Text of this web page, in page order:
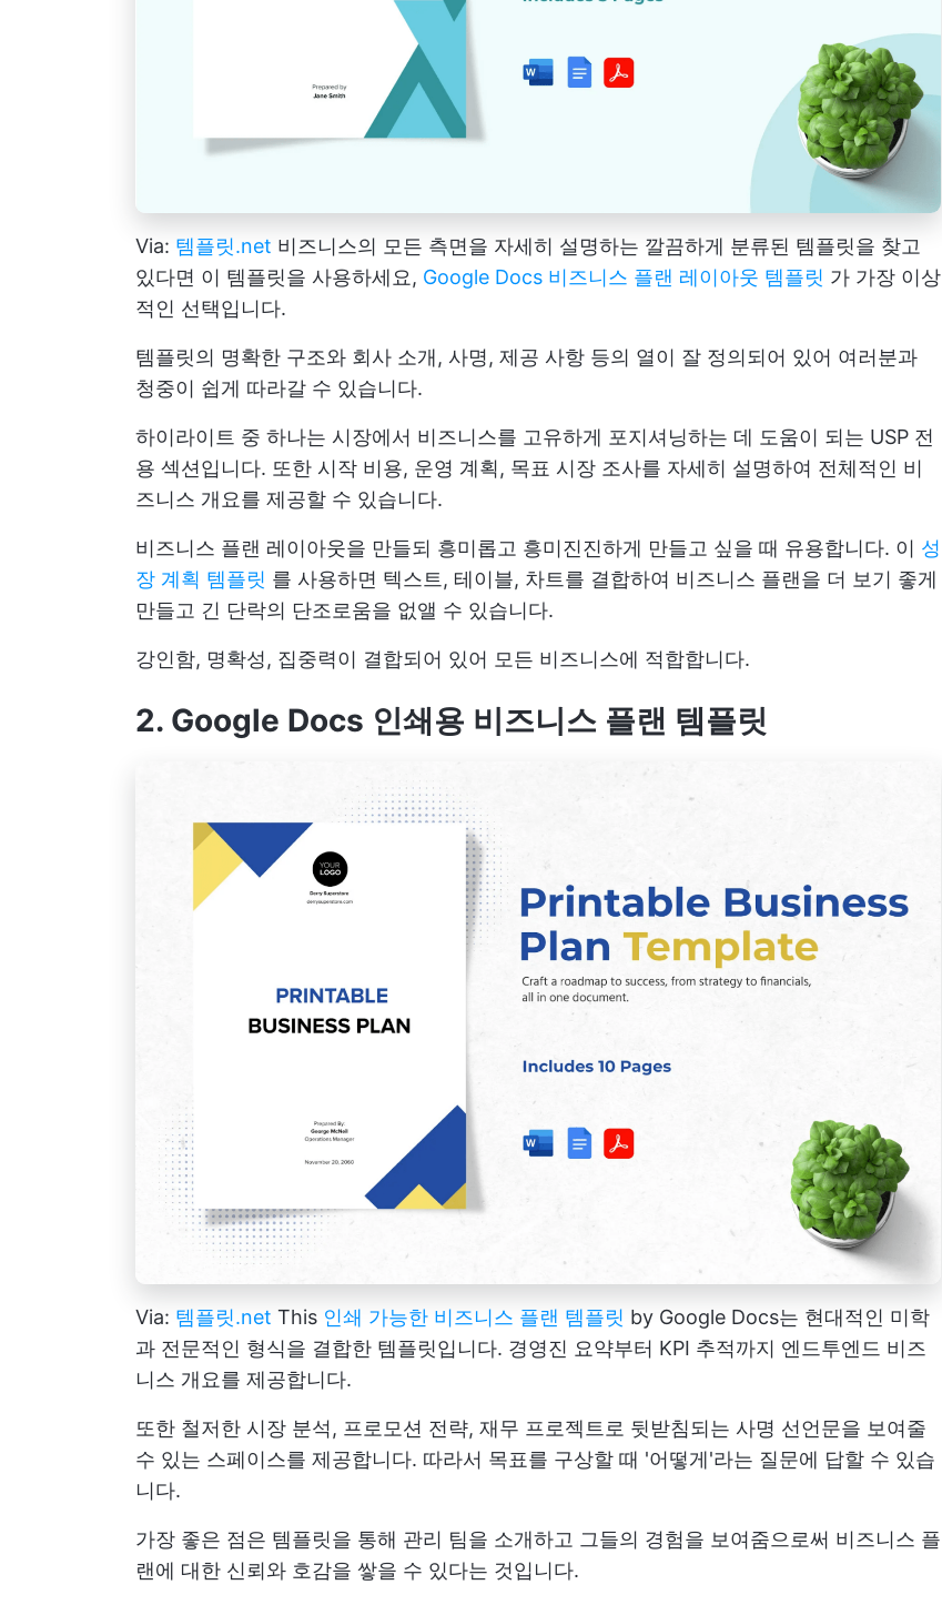
Via: 템플릿.net 비즈니스의 모든 측면을 자세히 설명하는 깔끔하게 분류된 템플릿을 찾고
있다면 이 템플릿을 사용하세요, Google Docs 비즈니스 플랜 레이아웃 템플릿 가 가장 이상
적인 선택입니다.
템플릿의 명확한 구조와 회사 소개, 사명, 제공 사항 등의 열이 잘 정의되어 있어 여러분과
청중이 쉽게 따라갈 수 있습니다.
하이라이트 중 하나는 시장에서 비즈니스를 고유하게 포지셔닝하는 데 도움이 되는 USP 전
용 섹션입니다. 또한 시작 비용, 운영 계획, 목표 시장 조사를 자세히 설명하여 전체적인 비
즈니스 개요를 제공할 수 있습니다.
비즈니스 플랜 레이아웃을 만들되 흥미롭고 흥미진진하게 만들고 싶을 때 유용합니다. 이 성
장 계획 템플릿 를 사용하면 텍스트, 테이블, 차트를 결합하여 비즈니스 플랜을 더 보기 좋게
만들고 긴 단락의 단조로움을 없앨 수 있습니다.
강인함, 명확성, 집중력이 결합되어 있어 모든 비즈니스에 적합합니다.
2. Google Docs 인쇄용 비즈니스 플랜 템플릿
Via: 템플릿.net This 인쇄 가능한 비즈니스 플랜 템플릿 by Google Docs는 현대적인 미학
과 전문적인 형식을 결합한 템플릿입니다. 경영진 요약부터 KPI 추적까지 엔드투엔드 비즈
니스 개요를 제공합니다.
또한 철저한 시장 분석, 프로모션 전략, 재무 프로젝트로 뒷받침되는 사명 선언문을 보여줄
수 있는 스페이스를 제공합니다. 따라서 목표를 구상할 때 '어떻게'라는 질문에 답할 수 있습
니다.
가장 좋은 점은 템플릿을 통해 관리 팀을 소개하고 그들의 경험을 보여줌으로써 비즈니스 플
랜에 대한 신뢰와 호감을 쌓을 수 있다는 것입니다.